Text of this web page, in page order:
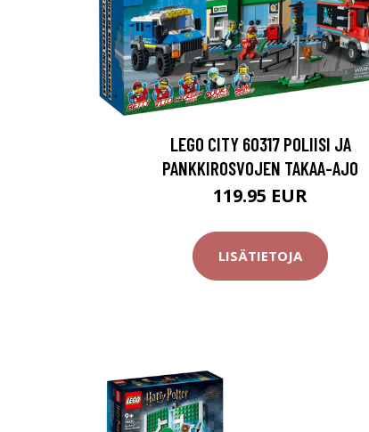
LEGO CITY 60317 POLIISI JA
PANKKIROSVOJEN TAKAA-AJO
119.95 EUR
LISÄTIETOJA